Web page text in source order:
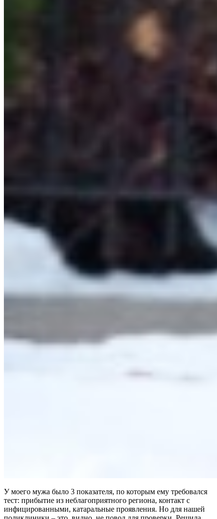
У моего мужа было 3 показателя, по которым ему требовался
тест: прибытие из неблагоприятного региона, контакт с
инфицированными, катаральные проявления. Но для нашей